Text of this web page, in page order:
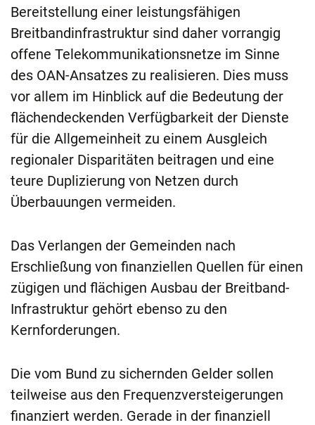
Bereitstellung einer leistungsfähigen
Breitbandinfrastruktur sind daher vorrangig
offene Telekommunikationsnetze im Sinne
des OAN-Ansatzes zu realisieren. Dies muss
vor allem im Hinblick auf die Bedeutung der
flächendeckenden Verfügbarkeit der Dienste
für die Allgemeinheit zu einem Ausgleich
regionaler Disparitäten beitragen und eine
teure Duplizierung von Netzen durch
Überbauungen vermeiden.
Das Verlangen der Gemeinden nach
Erschließung von finanziellen Quellen für einen
zügigen und flächigen Ausbau der Breitband-
Infrastruktur gehört ebenso zu den
Kernforderungen.
Die vom Bund zu sichernden Gelder sollen
teilweise aus den Frequenzversteigerungen
finanziert werden. Gerade in der finanziell